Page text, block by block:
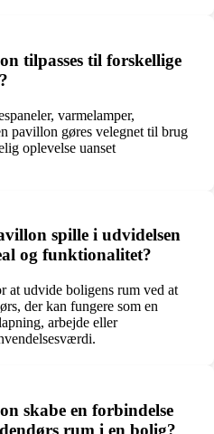
tilpasses til forskellige
varmelamper,
pavillon gøres velegnet til brug
oplevelse uanset
spille i udvidelsen
og funktionalitet?
at udvide boligens rum ved at
der kan fungere som en
arbejde eller
skabe en forbindelse
rum i en bolig?